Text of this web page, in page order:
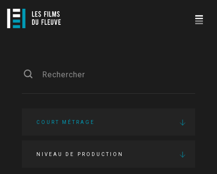
COURT MÉTRAGE
NIVEAU DE PRODUCTION